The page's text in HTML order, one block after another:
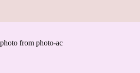
photo from photo-ac